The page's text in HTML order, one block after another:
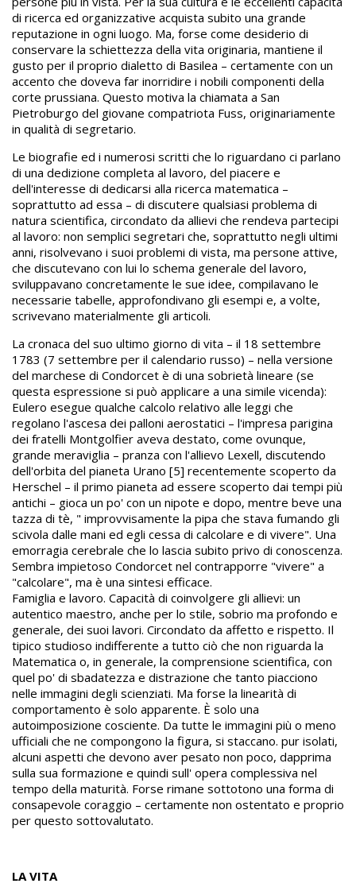
di ricerca ed organizzative acquista subito una grande
reputazione in ogni luogo. Ma, forse come desiderio di
conservare la schiettezza della vita originaria, mantiene il
gusto per il proprio dialetto di Basilea – certamente con un
accento che doveva far inorridire i nobili componenti della
corte prussiana. Questo motiva la chiamata a San
Pietroburgo del giovane compatriota Fuss, originariamente
in qualità di segretario.
Le biografie ed i numerosi scritti che lo riguardano ci parlano
di una dedizione completa al lavoro, del piacere e
dell'interesse di dedicarsi alla ricerca matematica –
soprattutto ad essa – di discutere qualsiasi problema di
natura scientifica, circondato da allievi che rendeva partecipi
al lavoro: non semplici segretari che, soprattutto negli ultimi
anni, risolvevano i suoi problemi di vista, ma persone attive,
che discutevano con lui lo schema generale del lavoro,
sviluppavano concretamente le sue idee, compilavano le
necessarie tabelle, approfondivano gli esempi e, a volte,
scrivevano materialmente gli articoli.
La cronaca del suo ultimo giorno di vita – il 18 settembre
1783 (7 settembre per il calendario russo) – nella versione
del marchese di Condorcet è di una sobrietà lineare (se
questa espressione si può applicare a una simile vicenda):
Eulero esegue qualche calcolo relativo alle leggi che
regolano l'ascesa dei palloni aerostatici – l'impresa parigina
dei fratelli Montgolfier aveva destato, come ovunque,
grande meraviglia – pranza con l'allievo Lexell, discutendo
dell'orbita del pianeta Urano [5] recentemente scoperto da
Herschel – il primo pianeta ad essere scoperto dai tempi più
antichi – gioca un po' con un nipote e dopo, mentre beve una
tazza di tè, " improvvisamente la pipa che stava fumando gli
scivola dalle mani ed egli cessa di calcolare e di vivere". Una
emorragia cerebrale che lo lascia subito privo di conoscenza.
Sembra impietoso Condorcet nel contrapporre "vivere" a
"calcolare", ma è una sintesi efficace.
Famiglia e lavoro. Capacità di coinvolgere gli allievi: un
autentico maestro, anche per lo stile, sobrio ma profondo e
generale, dei suoi lavori. Circondato da affetto e rispetto. Il
tipico studioso indifferente a tutto ciò che non riguarda la
Matematica o, in generale, la comprensione scientifica, con
quel po' di sbadatezza e distrazione che tanto piacciono
nelle immagini degli scienziati. Ma forse la linearità di
comportamento è solo apparente. È solo una
autoimposizione cosciente. Da tutte le immagini più o meno
ufficiali che ne compongono la figura, si staccano. pur isolati,
alcuni aspetti che devono aver pesato non poco, dapprima
sulla sua formazione e quindi sull' opera complessiva nel
tempo della maturità. Forse rimane sottotono una forma di
consapevole coraggio – certamente non ostentato e proprio
per questo sottovalutato.
LA VITA